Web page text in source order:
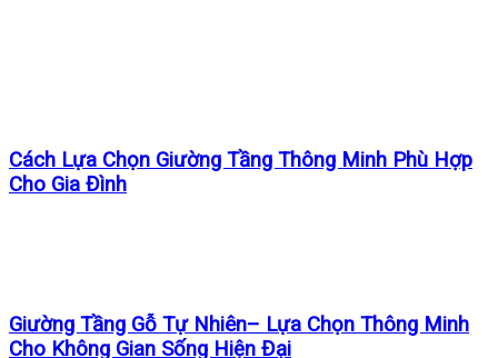
Cách Lựa Chọn Giường Tầng Thông Minh Phù Hợp
Cho Gia Đình
Giường Tầng Gỗ Tự Nhiên– Lựa Chọn Thông Minh
Cho Không Gian Sống Hiện Đại